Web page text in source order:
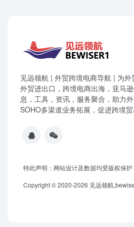
见远领航 | 外贸跨境电商导航 | 为
外贸进出口，跨境电商出海，亚马
息，工具，资讯，服务聚合，助力
SOHO多渠道业务拓展，促进跨境贸
特此声明：网站设计及数据均受版权保
Copyright © 2020-2026 见远领航